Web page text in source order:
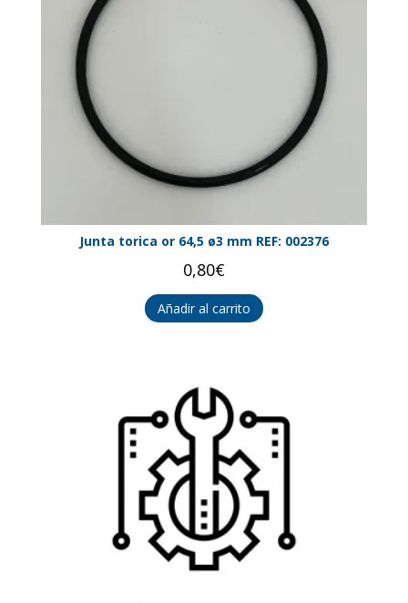
Junta torica or 64,5 ø3 mm REF: 002376
0,80€
Añadir al carrito